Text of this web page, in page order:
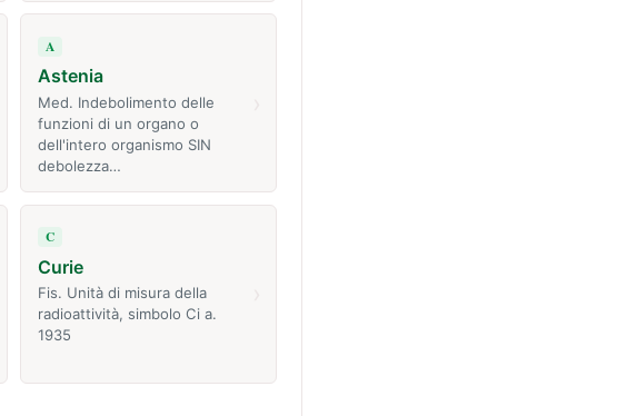
A
Astenia
Med. Indebolimento delle
funzioni di un organo o
dell'intero organismo SIN
debolezza…
C
Curie
Fis. Unità di misura della
radioattività, simbolo Ci a.
1935